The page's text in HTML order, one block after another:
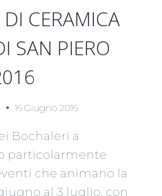
CERAMICA
SAN PIERO
16 Giugno 2016
Bochaleri a
particolarmente
che animano la
al 3 luglio, con